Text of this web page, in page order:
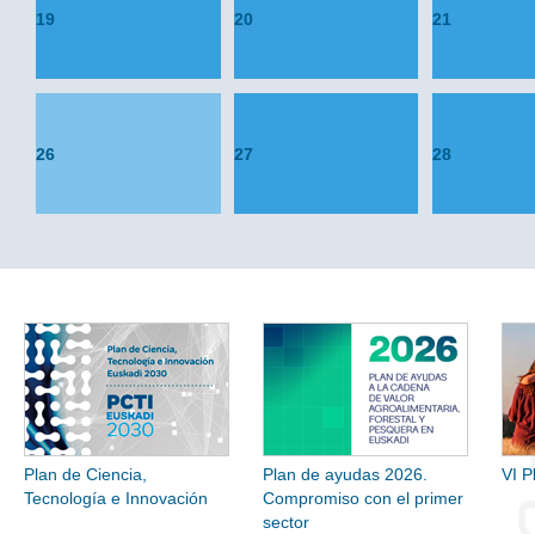
19 20 21
26 27 28
Plan de Ciencia,
Tecnología e Innovación
Plan de ayudas 2026.
Compromiso con el primer
sector
VI